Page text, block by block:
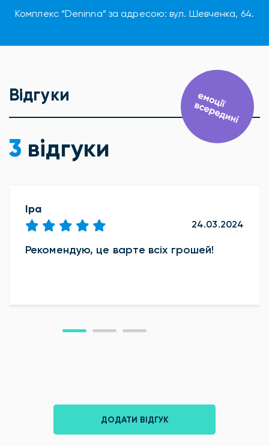
Комплекс “Deninna” за адресою: вул. Шевченка, 64.
Відгуки
3 відгуки
Іра
24.03.2024
Рекомендую, це варте всіх грошей!
ДОДАТИ ВІДГУК